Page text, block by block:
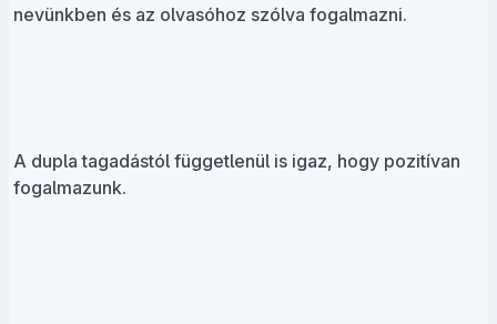
nevünkben és az olvasóhoz szólva fogalmazni.
A dupla tagadástól függetlenül is igaz, hogy pozitívan
fogalmazunk.